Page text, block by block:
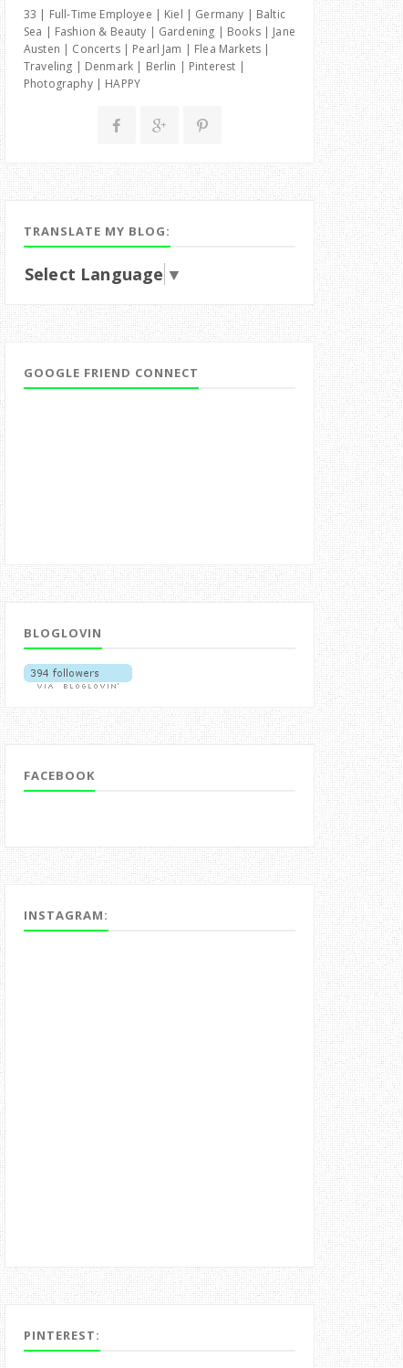
33 | Full-Time Employee | Kiel | Germany | Baltic
Sea | Fashion & Beauty | Gardening | Books | Jane
Austen | Concerts | Pearl Jam | Flea Markets |
Traveling | Denmark | Berlin | Pinterest |
Photography | HAPPY
TRANSLATE MY BLOG:
Select Language ▼
GOOGLE FRIEND CONNECT
BLOGLOVIN
FACEBOOK
INSTAGRAM:
PINTEREST: